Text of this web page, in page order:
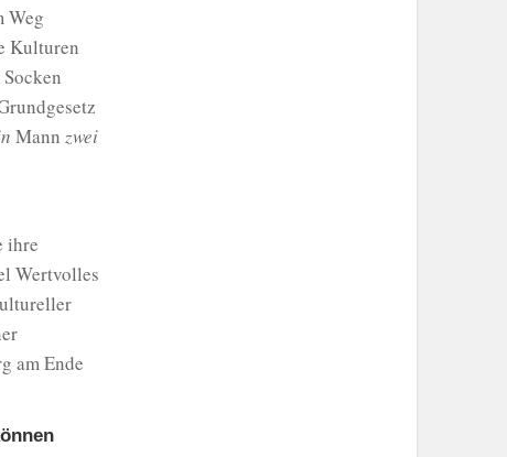
Weg
Kulturen
Mann zwei
ihre
Wertvolles
am Ende